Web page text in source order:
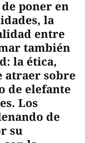
poner en
la
entre
también
la ética,
atraer sobre
de elefante
Los
de
su